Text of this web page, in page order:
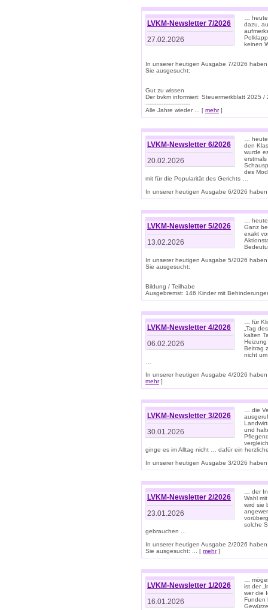
LVKM-Newsletter 7/2026
27.02.2026
…
dazu,
keinen
In unserer heutigen Ausgabe 7/2026
Sie ausgesucht:
Gut zu wissen
Der bvkm informiert: Steuermerkblatt 2025 /
-------------------------
Alle Jahre wieder ... [ mehr]
LVKM-Newsletter 6/2026
20.02.2026
…
den
wurde
des
mit für die Popularität des Gerichts …
In unserer heutigen Ausgabe 6/2026
LVKM-Newsletter 5/2026
13.02.2026
…
Ganz
exakt
In unserer heutigen Ausgabe 5/2026
Sie ausgesucht:
Bildung / Teilhabe
Ausgebremst: 146 Kinder mit
LVKM-Newsletter 4/2026
06.02.2026
… für
„Tag
kalten
Beitrag
nicht
In unserer heutigen Ausgabe 4/2026
mehr]
LVKM-Newsletter 3/2026
30.01.2026
… die
und
ginge es im Alltag nicht … dafür ein
In unserer heutigen Ausgabe 3/2026
LVKM-Newsletter 2/2026
23.01.2026
… der
Wahl
wird sie
solche
gebrauchen ...
In unserer heutigen Ausgabe 2/2026
Sie ausgesucht: ... [ mehr]
LVKM-Newsletter 1/2026
16.01.2026
…
ist der
wer die
Funden